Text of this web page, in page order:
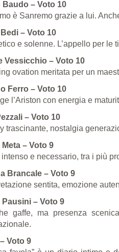
Baudo – Voto 10
è Sanremo grazie a lui.
– Voto 10
e solenne. L’appello per le
Vessicchio – Voto 10
ovation meritata per un
Ferro – Voto 10
l’Ariston con energia e
– Voto 10
trascinante, nostalgia
Meta – Voto 9
intenso e necessario, tra i più
Brancale – Voto 9
sentita, emozione
Pausini – Voto 9
gaffe, ma presenza
Voto 9